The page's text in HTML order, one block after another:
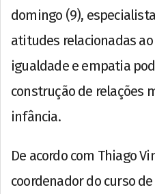
domingo (9),
atitudes relacionadas
igualdade e empatia
construção de relações
infância.
De acordo com Thiago
coordenador do curso